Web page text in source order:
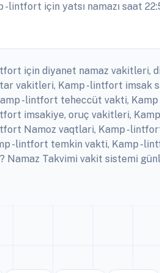
-lintfort için yatsı namazı saat
için diyanet namaz vakitleri,
vakitleri, Kamp -lintfort imsak
-lintfort teheccüt vakti,
imsakiye, oruç vakitleri,
Namoz vaqtlari, Kamp -
-lintfort temkin vakti, Kamp -
Namaz Takvimi vakit sistemi